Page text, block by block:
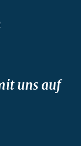
uns auf